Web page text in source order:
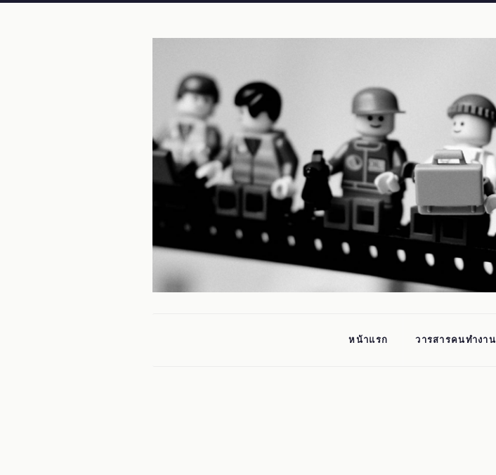
หน้าแรก วารสารคนทำงาน